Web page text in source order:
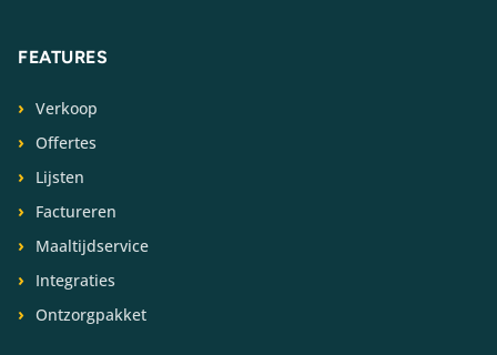
FEATURES
Verkoop
Offertes
Lijsten
Factureren
Maaltijdservice
Integraties
Ontzorgpakket